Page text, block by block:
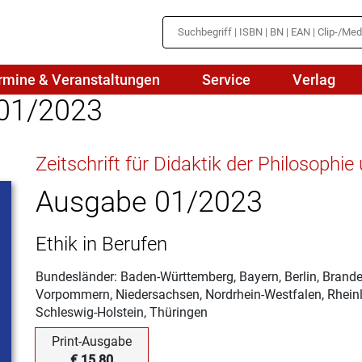
Medienbildung
Naturwissenschaften/NuT
Physik
Politik
Religion
Spanisch
& Veranstaltungen Service Verlag
2023
Zeitschrift für Didaktik der Philosophie
Ausgabe 01/2023
Ethik in Berufen
Bundesländer: Baden-Württemberg, Bayern, Berlin,
Vorpommern, Niedersachsen, Nordrhein-Westfalen,
Schleswig-Holstein, Thüringen
Print-Ausgabe